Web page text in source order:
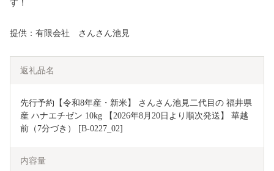
す！
提供：有限会社 さんさん池見
返礼品名
先行予約【令和8年産・新米】 さんさん池見二代目の 福井県
産 ハナエチゼン 10kg 【2026年8月20日より順次発送】 華越
前（7分づき） [B-0227_02]
内容量